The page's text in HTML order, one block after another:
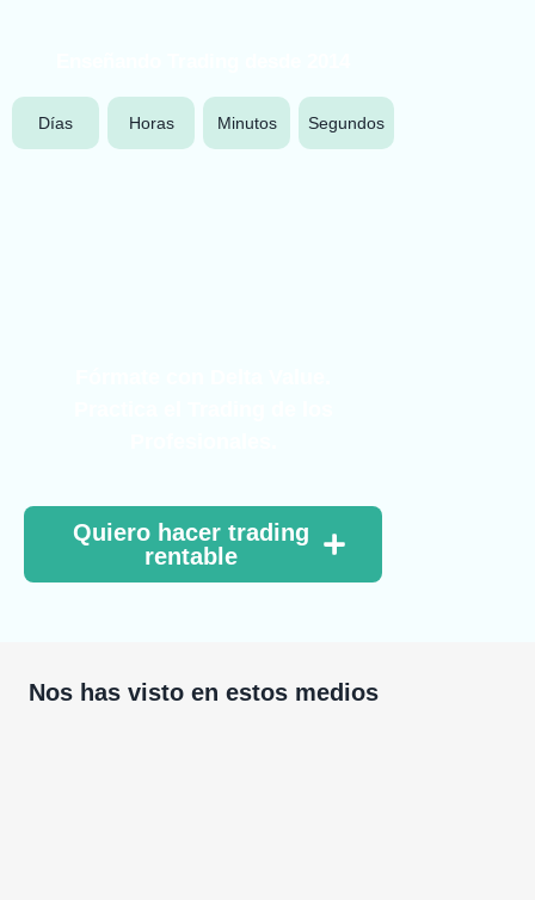
Días Horas Minutos Segundos
Quiero hacer trading
rentable
Nos has visto en estos medios